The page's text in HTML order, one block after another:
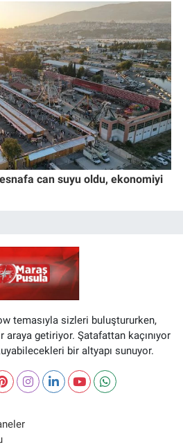
can suyu oldu, ekonomiyi
temasıyla sizleri buluştururken,
getiriyor. Şatafattan kaçınıyor
bir altyapı sunuyor.